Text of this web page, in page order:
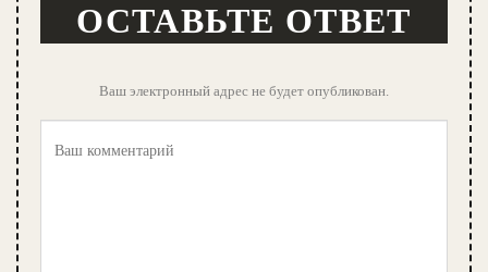
ОСТАВЬТЕ ОТВЕТ
Ваш электронный адрес не будет опубликован.